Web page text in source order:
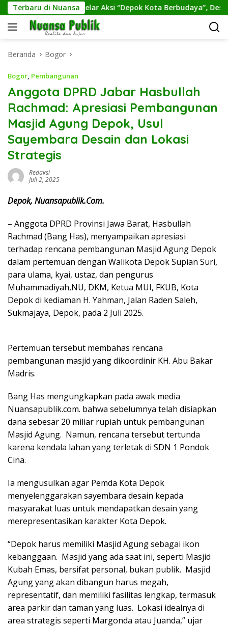
Langsung
ke
konten
Terbaru di Nuansa
GRS Gelar Aksi “Depok Kota Berbudaya”, Desak
Beranda Bogor
Bogor, Pembangunan
Anggota DPRD Jabar Hasbullah
Rachmad: Apresiasi Pembangunan
Masjid Agung Depok, Usul
Sayembara Desain dan Lokasi
Strategis
Redaksi
Juli 2, 2025
Depok, Nuansapublik.Com.
– Anggota DPRD Provinsi Jawa Barat, Hasbullah
Rachmad (Bang Has), menyampaikan apresiasi
terhadap rencana pembangunan Masjid Agung Depok
dalam pertemuan dengan Walikota Depok Supian Suri,
para ulama, kyai, ustaz, dan pengurus
Muhammadiyah,NU, DKM, Ketua MUI, FKUB, Kota
Depok di kediaman H. Yahman, Jalan Raden Saleh,
Sukmajaya, Depok, pada 2 Juli 2025.
Pertemuan tersebut membahas rencana
pembangunan masjid yang dikoordinir KH. Abu Bakar
Madris.
Bang Has mengungkapkan pada awak media
Nuansapublik.com. bahwa sebelumnya telah disiapkan
dana sebesar 20 miliar rupiah untuk pembangunan
Masjid Agung. Namun, rencana tersebut tertunda
karena kendala lahan yang terletak di SDN 1 Pondok
Cina.
Ia mengusulkan agar Pemda Kota Depok
menyelenggarakan sayembara desain kepada
masyarakat luas untuk mendapatkan desain yang
merepresentasikan karakter Kota Depok.
“Depok harus memiliki Masjid Agung sebagai ikon
kebanggaan. Masjid yang ada saat ini, seperti Masjid
Kubah Emas, bersifat personal, bukan publik. Masjid
Agung yang akan dibangun harus megah,
representatif, dan memiliki fasilitas lengkap, termasuk
area parkir dan taman yang luas. Lokasi idealnya di
area strategis seperti Margonda atau Juanda,” ujar